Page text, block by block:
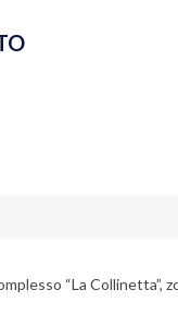
“La Collinetta”,